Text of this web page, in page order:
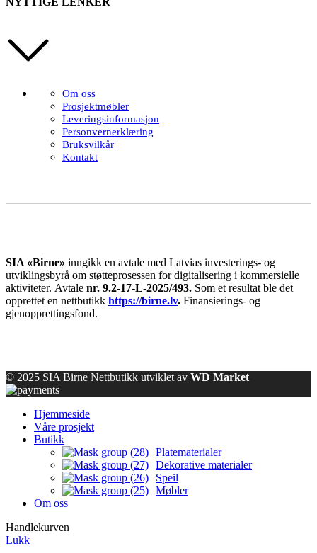
Om oss
Prosjektmøbler
Leveringsinformasjon
Personvernerklæring
Bruksvilkår
Kontakt
SIA «Birne» inngikk en avtale med Latvias investerings- og
utviklingsbyrå om støtteprosessen for digitalisering i kommersielle
aktiviteter. Avtale nr. 9.2-17-L-2025/493. Som et resultat ble det
opprettet en nettbutikk https://birne.lv. Finansierings- og
gjenopprettingsfond.
© 2025 SIA Birne Nettbutikk utviklet av WD Market
Hjemmeside
Våre prosjekt
Butikk
Platematerialer
Dekorative materialer
Speil
Møbler
Om oss
Handlekurven
Lukk